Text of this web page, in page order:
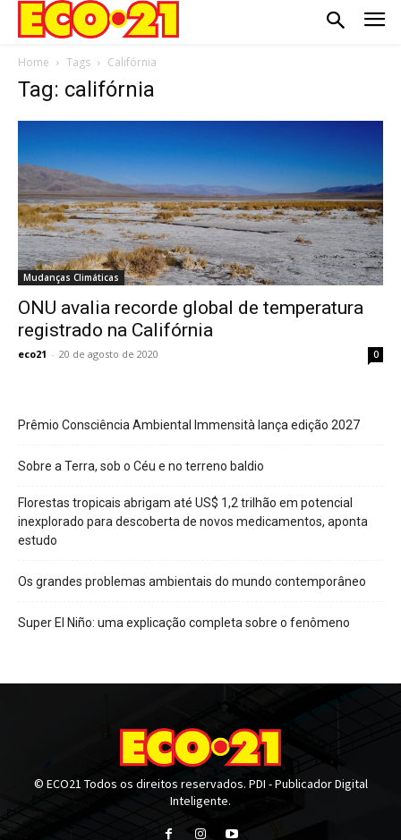
Home Tags Califórnia
Tag: califórnia
Mudanças Climáticas
ONU avalia recorde global de temperatura
registrado na Califórnia
eco21 - 20 de agosto de 2020 0
Prêmio Consciência Ambiental Immensità lança edição 2027
Sobre a Terra, sob o Céu e no terreno baldio
Florestas tropicais abrigam até US$ 1,2 trilhão em potencial
inexplorado para descoberta de novos medicamentos, aponta
estudo
Os grandes problemas ambientais do mundo contemporâneo
Super El Niño: uma explicação completa sobre o fenômeno
© ECO21 Todos os direitos reservados. PDI - Publicador Digital
Inteligente.